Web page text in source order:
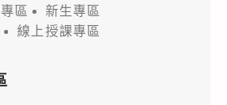
區
新生專區
線上授課專區